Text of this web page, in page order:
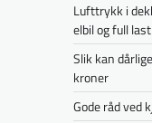
Lufttrykk i
elbil og full last
Slik kan
kroner
Gode råd ved